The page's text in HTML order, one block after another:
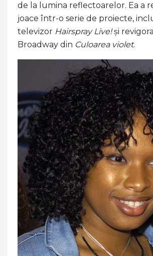
de la lumina reflectoarelor. Ea a
joace într-o serie de proiecte,
televizor Hairspray Live!și
Broadway din Culoarea violet.